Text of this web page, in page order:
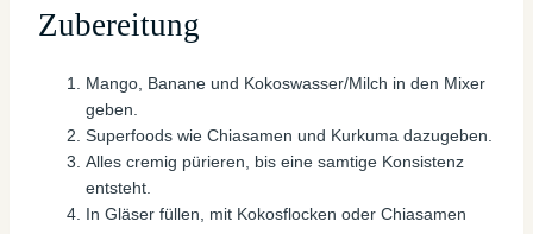
Zubereitung
Mango, Banane und Kokoswasser/Milch in den Mixer
geben.
Superfoods wie Chiasamen und Kurkuma dazugeben.
Alles cremig pürieren, bis eine samtige Konsistenz
entsteht.
In Gläser füllen, mit Kokosflocken oder Chiasamen